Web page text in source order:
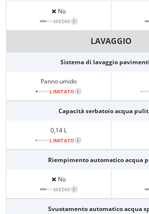
No
MEDIO i
LAVAGGIO
Sistema di lavaggio pavimenti
Panno umido
LIMITATO i
Capacità serbatoio acqua
0,14 L
LIMITATO i
Riempimento automatico acqua
No
MEDIO i
Svuotamento automatico acqua